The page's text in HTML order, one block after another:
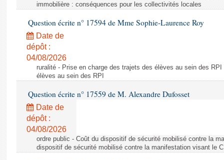
immobilière : conséquences pour les collectivités locales
Question écrite n° 17594 de Mme Sophie-Laurence Roy
Date de
dépôt :
04/08/2026
ruralité - Prise en charge des trajets des élèves au sein des
élèves au sein des RPI
Question écrite n° 17559 de M. Alexandre Dufosset
Date de
dépôt :
04/08/2026
ordre public - Coût du dispositif de sécurité mobilisé contre la
dispositif de sécurité mobilisé contre la manifestation visant le